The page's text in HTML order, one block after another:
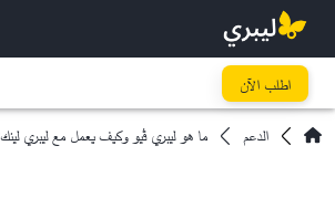
اطلب الآن
الدعم
ما هو ليبري ڤيو وكيف يعمل مع ليبري